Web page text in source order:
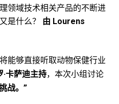
领域技术相关产品的不断进
是什么？
由 Lourens
能够直接听取动物保健行业
·卡萨迪主持，本次小组讨论
战。”